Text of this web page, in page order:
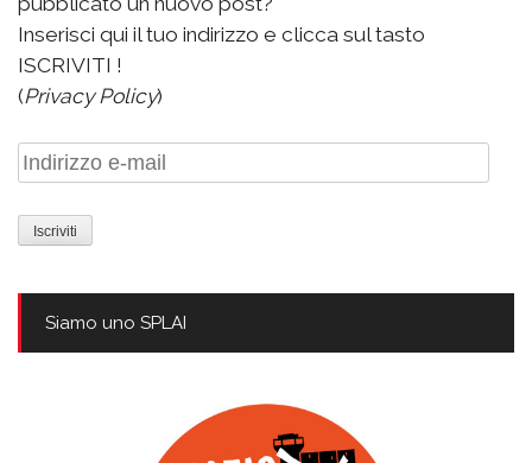
Inserisci qui il tuo indirizzo e clicca sul tasto
ISCRIVITI !
(Privacy Policy)
Indirizzo
e-
mail
Siamo uno SPLAI